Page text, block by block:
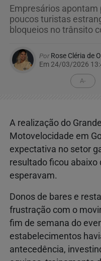
Empresários apontam
poucos turistas
bloqueios no trânsito
PorRose Cléria de
Em 24/03/2026
A-
A realização do
Motovelocidade em
expectativa no setor
resultado ficou abaixo
esperavam.
Donos de bares e
frustração com o
fim de semana do
estabelecimentos
antecedência,